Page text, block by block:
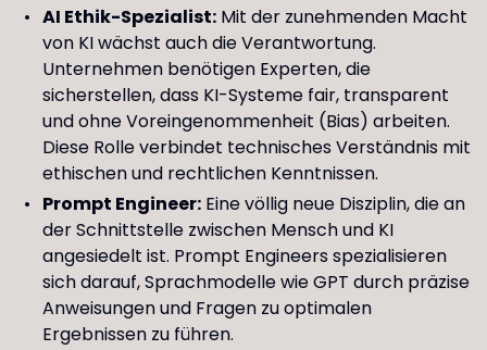
AI Ethik-Spezialist:Mit der zunehmenden Macht
von KI wächst auch die Verantwortung.
Unternehmen benötigen Experten, die
sicherstellen, dass KI-Systeme fair, transparent
und ohne Voreingenommenheit (Bias) arbeiten.
Diese Rolle verbindet technisches Verständnis mit
ethischen und rechtlichen Kenntnissen.
Prompt Engineer:Eine völlig neue Disziplin, die an
der Schnittstelle zwischen Mensch und KI
angesiedelt ist. Prompt Engineers spezialisieren
sich darauf, Sprachmodelle wie GPT durch präzise
Anweisungen und Fragen zu optimalen
Ergebnissen zu führen.